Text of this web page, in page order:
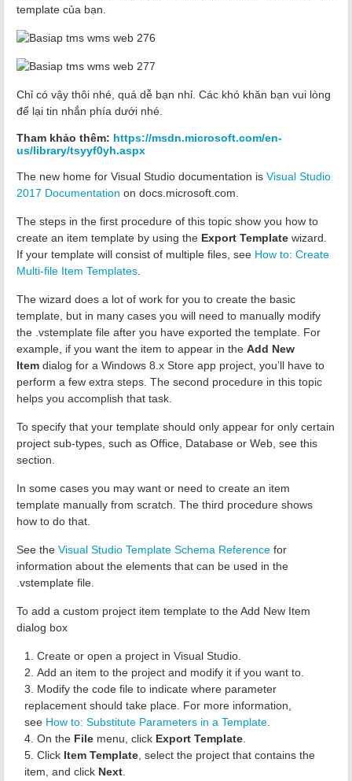
template của bạn.
Chỉ có vậy thôi nhé, quá dễ bạn nhỉ. Các khó khăn bạn vui lòng
để lại tin nhắn phía dưới nhé.
Tham khảo thêm: https://msdn.microsoft.com/en-
us/library/tsyyf0yh.aspx
The new home for Visual Studio documentation is Visual Studio
2017 Documentation on docs.microsoft.com.
The steps in the first procedure of this topic show you how to
create an item template by using the Export Template wizard.
If your template will consist of multiple files, see How to: Create
Multi-file Item Templates
The wizard does a lot of work for you to create the basic
template, but in many cases you will need to manually modify
the .vstemplate file after you have exported the template. For
example, if you want the item to appear in the Add New
Item dialog for a Windows 8.x Store app project, you’ll have to
perform a few extra steps. The second procedure in this topic
helps you accomplish that task.
To specify that your template should only appear for only certain
project sub-types, such as Office, Database or Web, see this
section.
In some cases you may want or need to create an item
template manually from scratch. The third procedure shows
how to do that.
See the Visual Studio Template Schema Reference for
information about the elements that can be used in the
.vstemplate file.
To add a custom project item template to the Add New Item
dialog box
Create or open a project in Visual Studio.
Add an item to the project and modify it if you want to.
Modify the code file to indicate where parameter
replacement should take place. For more information,
see How to: Substitute Parameters in a Template
On the File menu, click Export Template
Click Item Template , select the project that contains the
item, and click Next